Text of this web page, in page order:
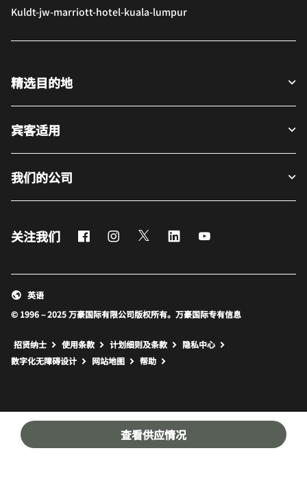
查看供应情况
Kuldt-jw-marriott-hotel-kuala-lumpur
精选目的地
宾客适用
我们的公司
关注我们 FacebookInstagram
Twitter LinkedIn
© 1996 – 2025 万豪国际有限公司版权所有。万豪国际专有信息
英语
招贤纳士 使用条款 计划细则及条款
隐私中心
数字化无障碍设计
网站地图 打开新窗口
帮助